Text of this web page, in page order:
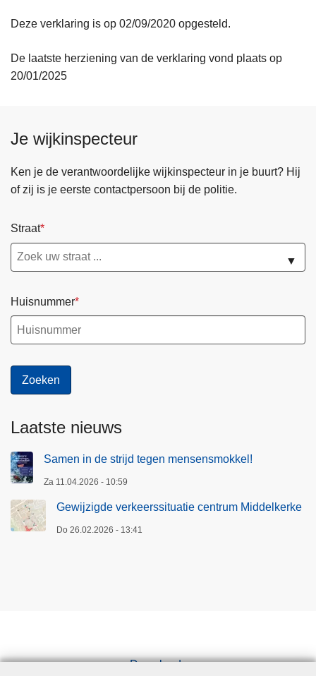
Deze verklaring is op 02/09/2020 opgesteld.
De laatste herziening van de verklaring vond plaats op
20/01/2025
Je wijkinspecteur
Ken je de verantwoordelijke wijkinspecteur in je buurt? Hij
of zij is je eerste contactpersoon bij de politie.
Straat
▼
Huisnummer
Laatste nieuws
Samen in de strijd tegen mensensmokkel!
Za 11.04.2026 - 10:59
Gewijzigde verkeerssituatie centrum Middelkerke
Do 26.02.2026 - 13:41
Downloads